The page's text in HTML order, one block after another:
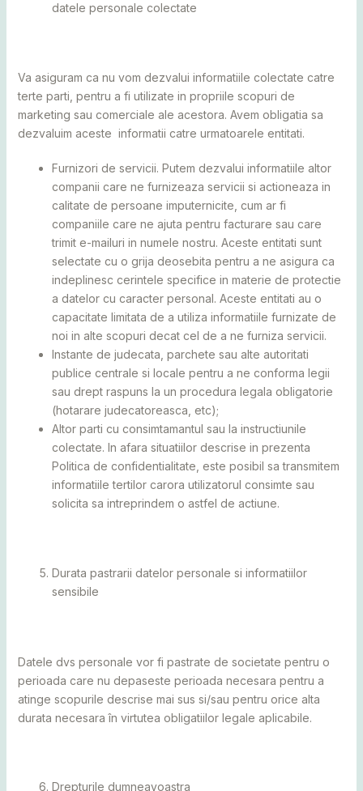
datele personale colectate
Va asiguram ca nu vom dezvalui informatiile colectate catre
terte parti, pentru a fi utilizate in propriile scopuri de
marketing sau comerciale ale acestora. Avem obligatia sa
dezvaluim aceste informatii catre urmatoarele entitati.
Furnizori de servicii. Putem dezvalui informatiile altor
companii care ne furnizeaza servicii si actioneaza in
calitate de persoane imputernicite, cum ar fi
companiile care ne ajuta pentru facturare sau care
trimit e-mailuri in numele nostru. Aceste entitati sunt
selectate cu o grija deosebita pentru a ne asigura ca
indeplinesc cerintele specifice in materie de protectie
a datelor cu caracter personal. Aceste entitati au o
capacitate limitata de a utiliza informatiile furnizate de
noi in alte scopuri decat cel de a ne furniza servicii.
Instante de judecata, parchete sau alte autoritati
publice centrale si locale pentru a ne conforma legii
sau drept raspuns la un procedura legala obligatorie
(hotarare judecatoreasca, etc);
Altor parti cu consimtamantul sau la instructiunile
colectate. In afara situatiilor descrise in prezenta
Politica de confidentialitate, este posibil sa transmitem
informatiile tertilor carora utilizatorul consimte sau
solicita sa intreprindem o astfel de actiune.
Durata pastrarii datelor personale si informatiilor
sensibile
Datele dvs personale vor fi pastrate de societate pentru o
perioada care nu depaseste perioada necesara pentru a
atinge scopurile descrise mai sus si/sau pentru orice alta
durata necesara în virtutea obligatiilor legale aplicabile.
Drepturile dumneavoastra